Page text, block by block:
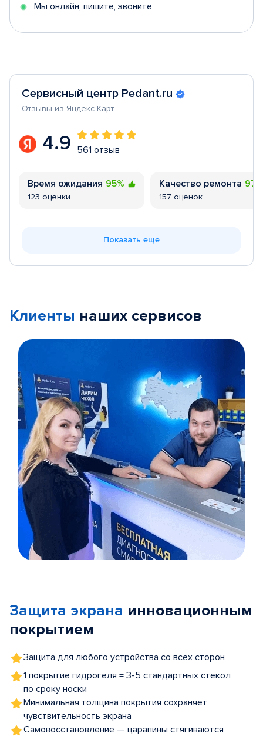
Мы онлайн, пишите, звоните
Сервисный центр Pedant.ru
Отзывы из Яндекс Карт
4.9 561 отзыв
Время ожидания 95%
123 оценки
Качество ремонта
157 оценок
Показать еще
Клиенты наших сервисов
5
Защита экрана инновационным
покрытием
Защита для любого устройства со всех сторон
1 покрытие гидрогеля = 3-5 стандартных стекол
по сроку носки
Минимальная толщина покрытия сохраняет
чувствительность экрана
Самовосстановление — царапины стягиваются